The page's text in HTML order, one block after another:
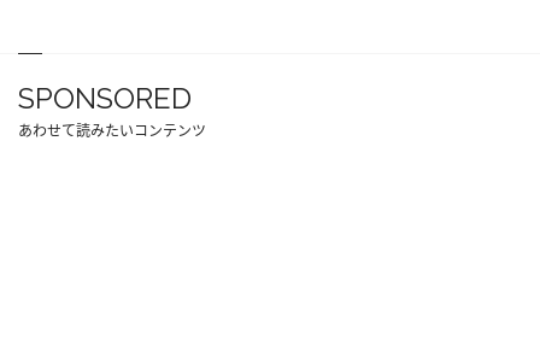
SPONSORED
あわせて読みたいコンテンツ